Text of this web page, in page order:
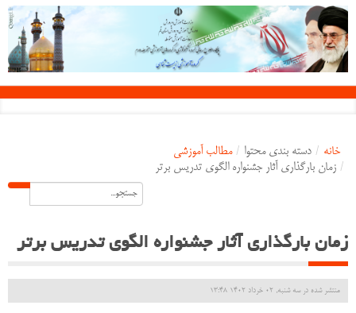
خانه / دسته بندی محتوا / مطالب آموزشی
/ زمان بارگذاری آثار جشنواره الگوی تدریس برتر
زمان بارگذاری آثار جشنواره الگوی تدریس برتر
منتشر شده در سه شنبه, 02 خرداد 1402 13:48